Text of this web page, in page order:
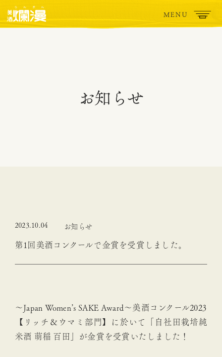
MENU
お知らせ
2023.10.04 お知らせ
第1回美酒コンクールで金賞を受賞しました。
～Japan Women’s SAKE Award～美酒コンクール2023
【リッチ＆ウマミ部門】に於いて
「自社田栽培純
米酒 萌稲 百田」
が金賞を受賞いたしました！